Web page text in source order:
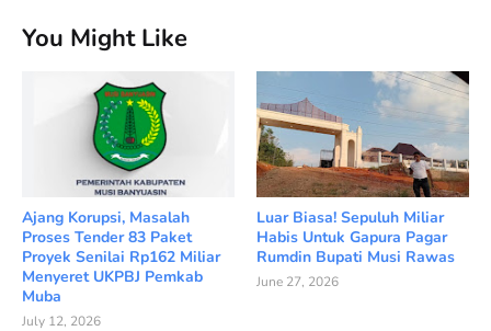
You Might Like
Ajang Korupsi, Masalah
Proses Tender 83 Paket
Proyek Senilai Rp162 Miliar
Menyeret UKPBJ Pemkab
Muba
July 12, 2026
Luar Biasa! Sepuluh Miliar
Habis Untuk Gapura Pagar
Rumdin Bupati Musi Rawas
June 27, 2026